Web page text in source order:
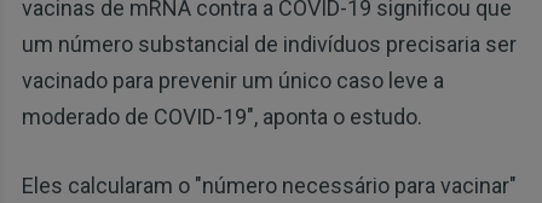
vacinas de mRNA contra a COVID-19 significou que
um número substancial de indivíduos precisaria ser
vacinado para prevenir um único caso leve a
moderado de COVID-19", aponta o estudo.
Eles calcularam o "número necessário para vacinar"